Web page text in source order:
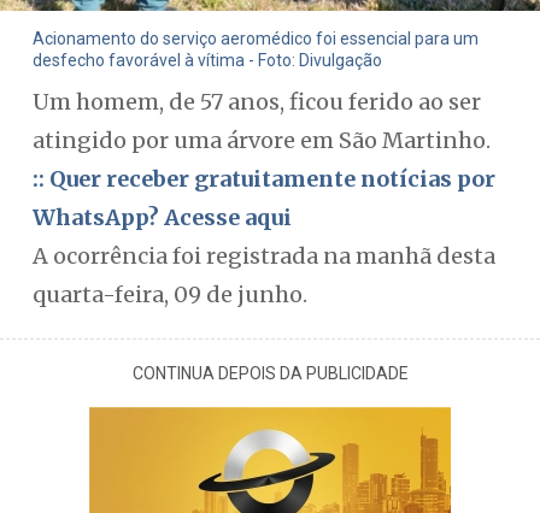
Acionamento do serviço aeromédico foi essencial para um
desfecho favorável à vítima - Foto: Divulgação
Um homem, de 57 anos, ficou ferido ao ser
atingido por uma árvore em São Martinho.
:: Quer receber gratuitamente notícias por
WhatsApp? Acesse aqui
A ocorrência foi registrada na manhã desta
quarta-feira, 09 de junho.
CONTINUA DEPOIS DA PUBLICIDADE